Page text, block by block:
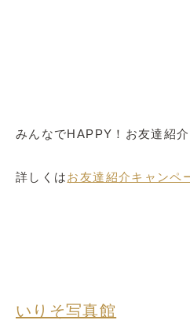
みんなでHAPPY！お友達紹
詳しくはお友達紹介キャンペ
いりそ写真館